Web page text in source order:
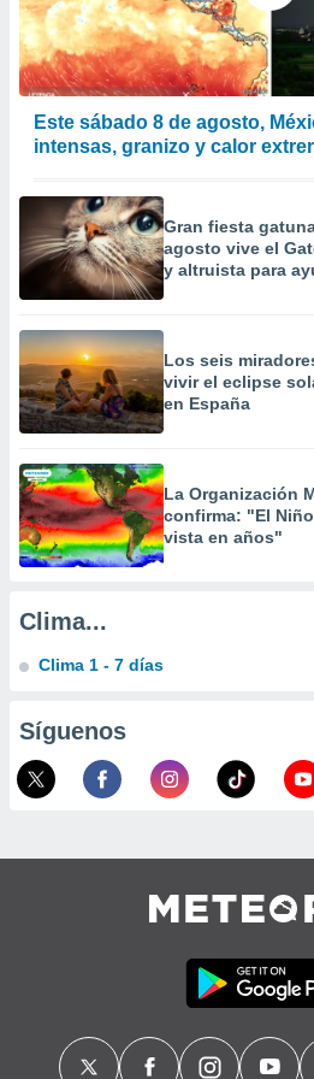
e
mediante
Este sábado 8 de agosto,
intensas, granizo y calor
Gran fiesta
agosto vive el
y altruista para
Los seis
vivir el eclipse
en España
La Organización
confirma: "El
vista en años"
Clima...
Clima 1 - 7 días
Síguenos